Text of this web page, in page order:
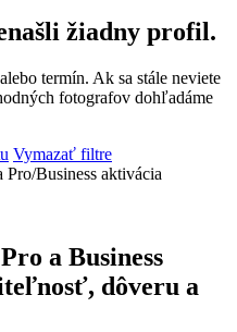
žiadny profil.
termín. Ak sa stále neviete
fotografov dohľadáme
Vymazať filtre
Pro/Business aktivácia
a Business
dôveru a